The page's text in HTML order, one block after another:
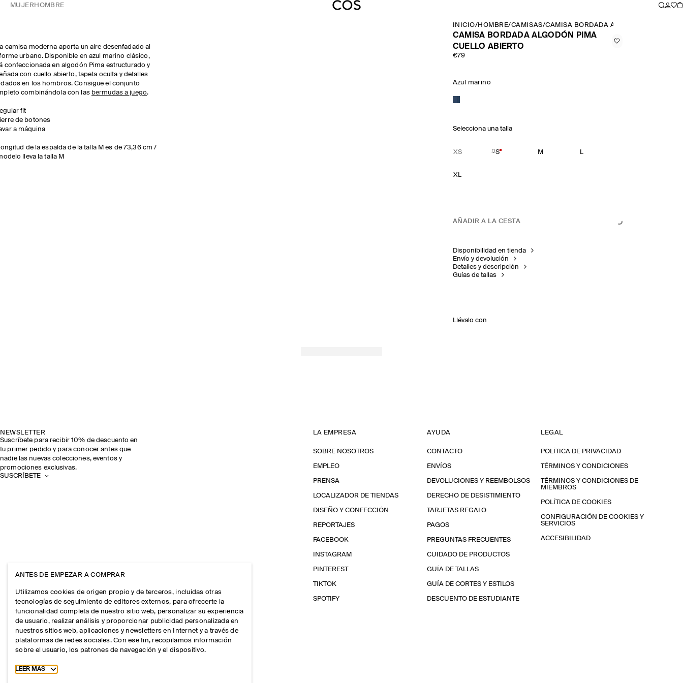
MUJER HOMBRE
camisa moderna aporta un aire desenfadado al
urbano. Disponible en azul marino clásico,
confeccionada en algodón Pima estructurado y
con cuello abierto, tapeta oculta y detalles
en los hombros. Consigue el conjunto
combinándola con las bermudas a juego.
fit
de botones
a máquina
de la espalda de la talla M es de 73,36 cm /
lleva la talla M
INICIO/HOMBRE/CAMISAS/CAMISA BORDADA ALGODÓN PIMA
CAMISA BORDADA ALGODÓN PIMA
CUELLO ABIERTO
€79
Azul marino
Selecciona una talla
XS S M L
XL
AÑADIR A LA CESTA
Disponibilidad en tienda
Envío y devolución
Detalles y descripción
Guías de tallas
Llévalo con
NEWSLETTER
Suscríbete para recibir 10% de descuento en
tu primer pedido y para conocer antes que
nadie las nuevas colecciones, eventos y
promociones exclusivas.
SUSCRÍBETE
LA EMPRESA
SOBRE NOSOTROS
EMPLEO
PRENSA
LOCALIZADOR DE TIENDAS
DISEÑO Y CONFECCIÓN
REPORTAJES
FACEBOOK
INSTAGRAM
PINTEREST
TIKTOK
SPOTIFY
AYUDA
CONTACTO
ENVÍOS
DEVOLUCIONES Y REEMBOLSOS
DERECHO DE DESISTIMIENTO
TARJETAS REGALO
PAGOS
PREGUNTAS FRECUENTES
CUIDADO DE PRODUCTOS
GUÍA DE TALLAS
GUÍA DE CORTES Y ESTILOS
DESCUENTO DE ESTUDIANTE
LEGAL
POLÍTICA DE PRIVACIDAD
TÉRMINOS Y CONDICIONES
TÉRMINOS Y CONDICIONES DE
MIEMBROS
POLÍTICA DE COOKIES
CONFIGURACIÓN DE COOKIES Y
SERVICIOS
ACCESIBILIDAD
ANTES DE EMPEZAR A COMPRAR
Utilizamos cookies de origen propio y de terceros, incluidas otras
tecnologías de seguimiento de editores externos, para ofrecerte la
funcionalidad completa de nuestro sitio web, personalizar su experiencia
de usuario, realizar análisis y proporcionar publicidad personalizada en
nuestros sitios web, aplicaciones y newsletters en Internet y a través de
plataformas de redes sociales. Con ese fin, recopilamos información
sobre el usuario, los patrones de navegación y el dispositivo.
Toggle more cookie information
LEER MÁS